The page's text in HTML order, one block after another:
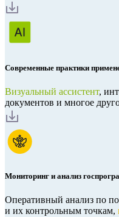
Современные практики
Визуальный ассистент,
документов и многое
Мониторинг и анализ
Оперативный анализ по
и их контрольным точкам,